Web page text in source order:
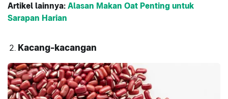
Artikel lainnya: Alasan Makan Oat Penting untuk
Sarapan Harian
Kacang-kacangan